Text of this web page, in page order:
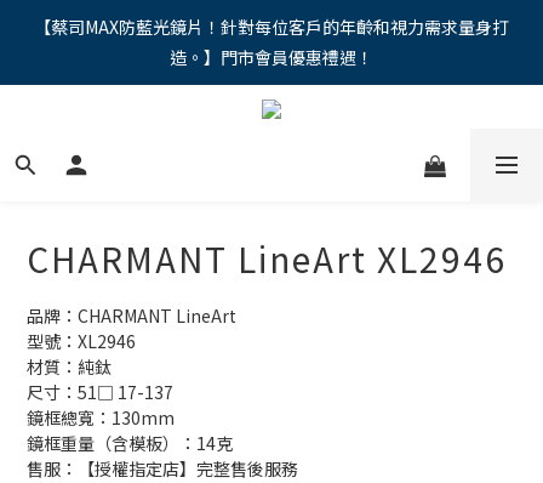
"馬年新章續寫，視界品味進階，限時禮遇 9 折無上限，12期分期
免手續費。。
【蔡司MAX防藍光鏡片！針對每位客戶的年齡和視力需求量身打
造。】門市會員優惠禮遇！
"馬年新章續寫，視界品味進階，限時禮遇 9 折無上限，12期分期
CHARMANT LineArt XL2946
品牌：CHARMANT LineArt
型號：XL2946
材質：純鈦
尺寸：51□ 17-137
鏡框總寬：130mm
鏡框重量（含模板）：14克
售服：【授權指定店】完整售後服務